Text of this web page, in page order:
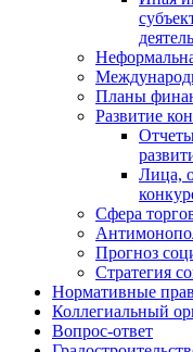
Планы
Развитие
Лица,
Сфера
Прогноз
Стратегия
Нормативные
Коллегиальный
Вопрос-ответ